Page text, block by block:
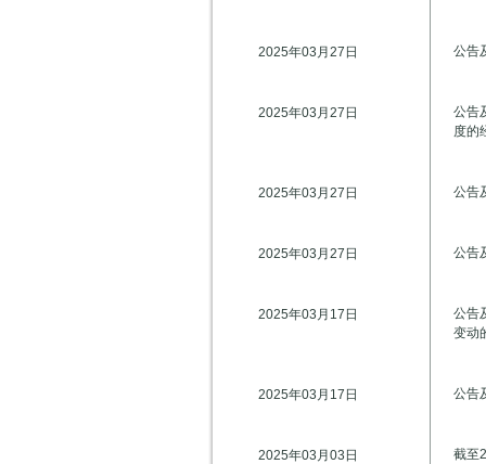
2025年03月27日 公告
2025年03月27日
公告
度的
2025年03月27日 公告
2025年03月27日 公告
2025年03月17日
公告
变动
2025年03月17日 公告
2025年03月03日 截至